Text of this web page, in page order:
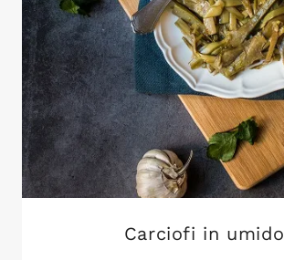
Carciofi in umido